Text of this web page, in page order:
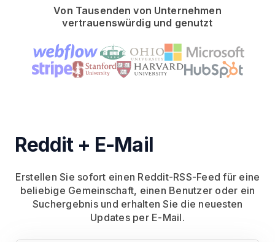
Von Tausenden von Unternehmen
vertrauenswürdig und genutzt
Reddit + E-Mail
Erstellen Sie sofort einen Reddit-RSS-Feed für eine
beliebige Gemeinschaft, einen Benutzer oder ein
Suchergebnis und erhalten Sie die neuesten
Updates per E-Mail.